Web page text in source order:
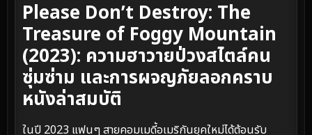
Please Don’t Destroy: The
Treasure of Foggy Mountain
(2023): ความฮาวายป่วงสไตล์คน
ซุ่มซ่าม และการผจญภัยลอกคราบ
หนังล่าสมบัติ
ในปี 2023 แฟนๆ สายคอมเมดี้อเมริกันยุคใหม่ได้ต้อนรับ